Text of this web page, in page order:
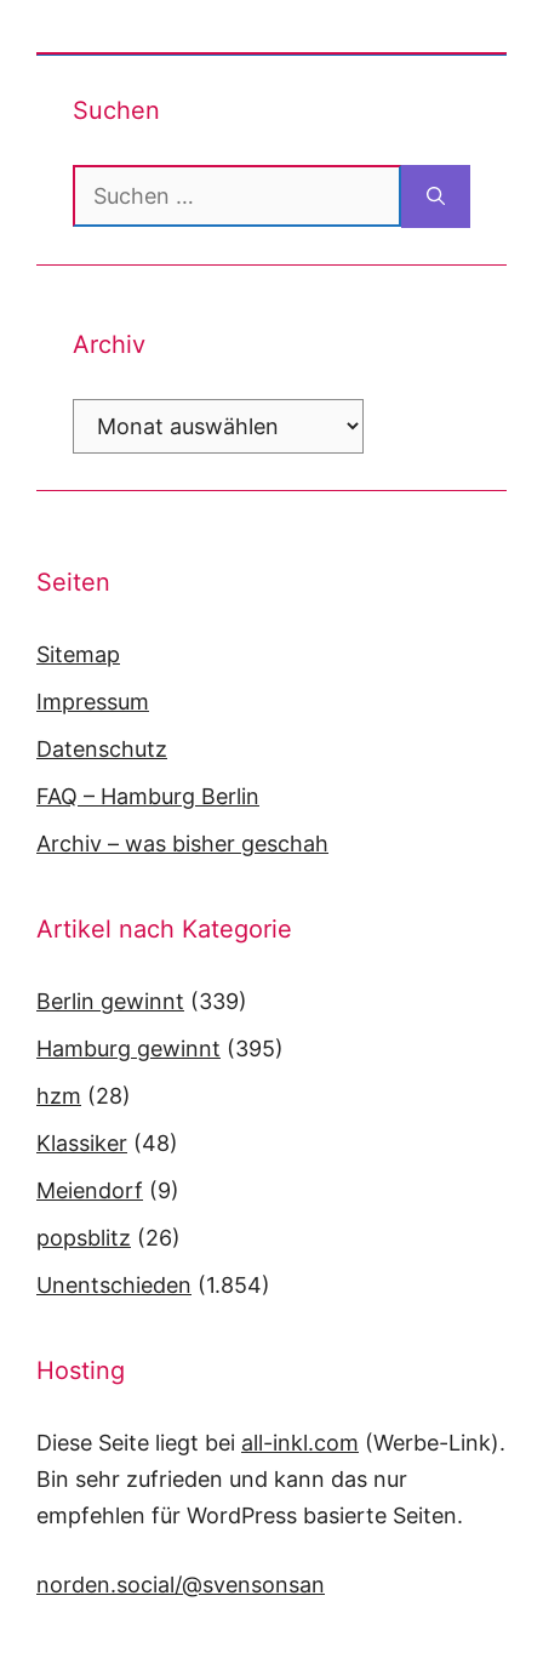
Suchen
Suchen
nach:
Archiv
Archiv
Seiten
Sitemap
Impressum
Datenschutz
FAQ – Hamburg Berlin
Archiv – was bisher geschah
Artikel nach Kategorie
Berlin gewinnt (339)
Hamburg gewinnt (395)
hzm (28)
Klassiker (48)
Meiendorf (9)
popsblitz (26)
Unentschieden (1.854)
Hosting
Diese Seite liegt bei all-inkl.com (Werbe-Link).
Bin sehr zufrieden und kann das nur
empfehlen für WordPress basierte Seiten.
norden.social/@svensonsan